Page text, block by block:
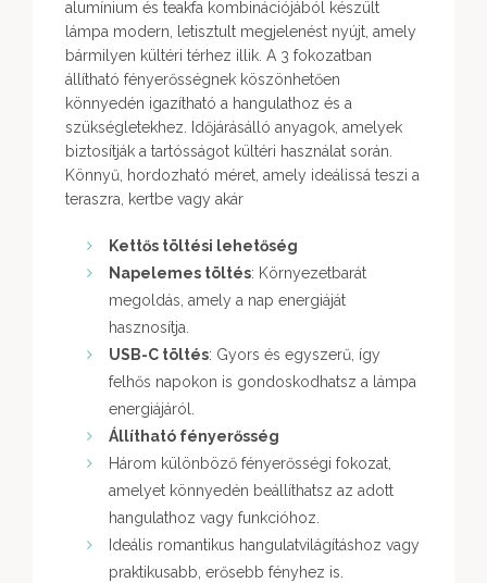
alumínium és teakfa kombinációjából készült
lámpa modern, letisztult megjelenést nyújt, amely
bármilyen kültéri térhez illik. A 3 fokozatban
állítható fényerősségnek köszönhetően
könnyedén igazítható a hangulathoz és a
szükségletekhez. Időjárásálló anyagok, amelyek
biztosítják a tartósságot kültéri használat során.
Könnyű, hordozható méret, amely ideálissá teszi a
teraszra, kertbe vagy akár
Kettős töltési lehetőség
Napelemes töltés: Környezetbarát
megoldás, amely a nap energiáját
hasznosítja.
USB-C töltés: Gyors és egyszerű, így
felhős napokon is gondoskodhatsz a lámpa
energiájáról.
Állítható fényerősség
Három különböző fényerősségi fokozat,
amelyet könnyedén beállíthatsz az adott
hangulathoz vagy funkcióhoz.
Ideális romantikus hangulatvilágításhoz vagy
praktikusabb, erősebb fényhez is.